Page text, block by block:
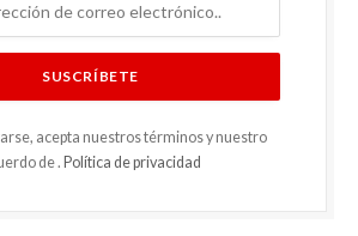
acepta nuestros términos y nuestro
de . Política de privacidad